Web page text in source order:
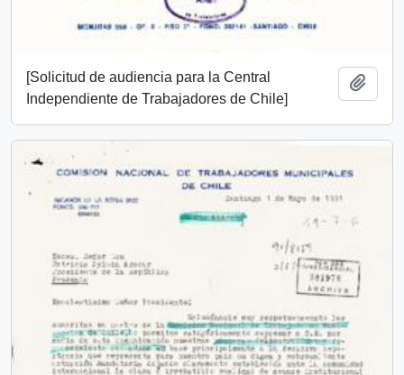
[Solicitud de audiencia para la Central
Independiente de Trabajadores de Chile]